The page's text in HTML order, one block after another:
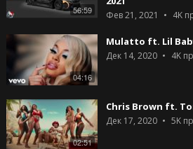
56:59 Фев 21, 2021 4K
04:16
Mulatto ft. Lil
Дек 14, 2020 4K
02:51
Chris Brown ft.
Дек 17, 2020 5K